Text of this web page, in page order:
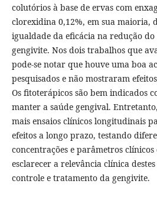
colutórios à base de ervas com
clorexidina 0,12%, em sua maioria,
igualdade da eficácia na redução
gengivite. Nos dois trabalhos que
pode-se notar que houve uma boa
pesquisados e não mostraram
Os fitoterápicos são bem indicados
manter a saúde gengival.
mais ensaios clínicos longitudinais
efeitos a longo prazo, testando
concentrações e parâmetros
esclarecer a relevância clínica
controle e tratamento da gengivite.